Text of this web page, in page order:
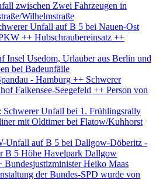
zwischen Zwei Fahrzeugen in
Wilhelmstraße
Unfall auf B 5 bei Nauen-Ost
++ Hubschraubereinsatz ++
Insel Usedom, Urlauber aus Berlin und
bei Badeunfälle
- Hamburg ++ Schwerer
Falkensee-Seegefeld ++ Person von
Schwerer Unfall bei 1. Frühlingsrally
mit Oldtimer bei Flatow/Kuhhorst
Unfall auf B 5 bei Dallgow-Döberitz -
B 5 Höhe Havelpark Dallgow
Heiko Maas
der Bundes-SPD wurde von